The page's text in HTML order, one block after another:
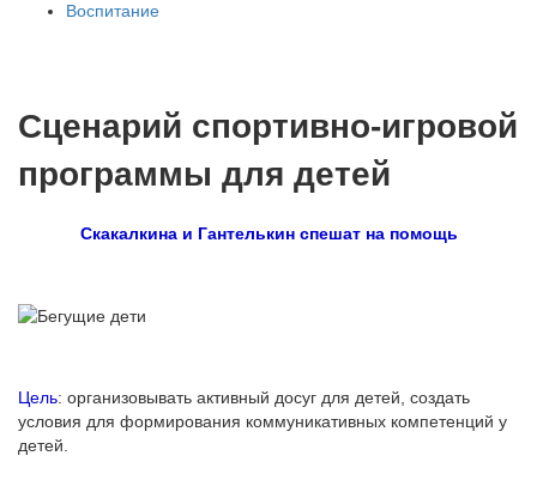
Воспитание
Сценарий спортивно-игровой
программы для детей
Скакалкина и Гантелькин спешат на помощь
Цель: организовывать активный досуг для детей, создать
условия для формирования коммуникативных компетенций у
детей.